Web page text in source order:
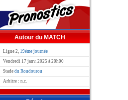
Autour du MATCH
Ligue 2, 19ème journèe
Vendredi 17 janv. 2025 à 20h00
Stade du Roudourou
Arbitre : n.c.